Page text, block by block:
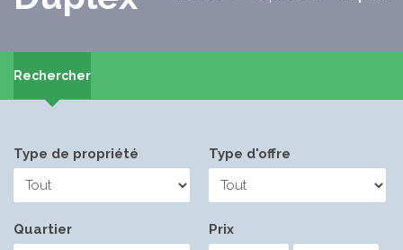
Rechercher
Type de propriété Type d'offre
Quartier Prix